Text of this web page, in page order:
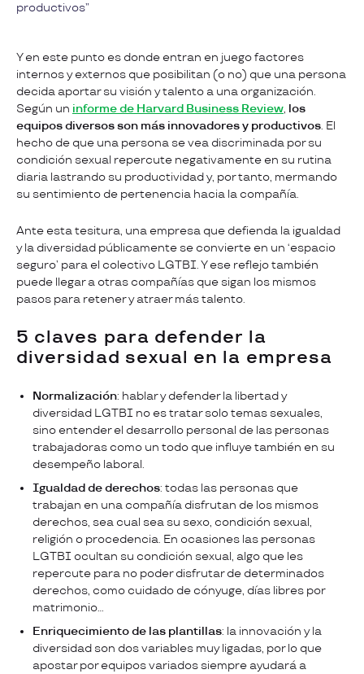
productivos
Y en este punto es donde entran en juego factores
internos y externos que posibilitan (o no) que una persona
decida aportar su visión y talento a una organización.
Según un informe de Harvard Business Review, los
equipos diversos son más innovadores y productivos. El
hecho de que una persona se vea discriminada por su
condición sexual repercute negativamente en su rutina
diaria lastrando su productividad y, por tanto, mermando
su sentimiento de pertenencia hacia la compañía.
Ante esta tesitura, una empresa que defienda la igualdad
y la diversidad públicamente se convierte en un ‘espacio
seguro’ para el colectivo LGTBI. Y ese reflejo también
puede llegar a otras compañías que sigan los mismos
pasos para retener y atraer más talento.
5 claves para defender la
diversidad sexual en la empresa
Normalización: hablar y defender la libertad y
diversidad LGTBI no es tratar solo temas sexuales,
sino entender el desarrollo personal de las personas
trabajadoras como un todo que influye también en su
desempeño laboral.
Igualdad de derechos: todas las personas que
trabajan en una compañía disfrutan de los mismos
derechos, sea cual sea su sexo, condición sexual,
religión o procedencia. En ocasiones las personas
LGTBI ocultan su condición sexual, algo que les
repercute para no poder disfrutar de determinados
derechos, como cuidado de cónyuge, días libres por
matrimonio…
Enriquecimiento de las plantillas: la innovación y la
diversidad son dos variables muy ligadas, por lo que
apostar por equipos variados siempre ayudará a